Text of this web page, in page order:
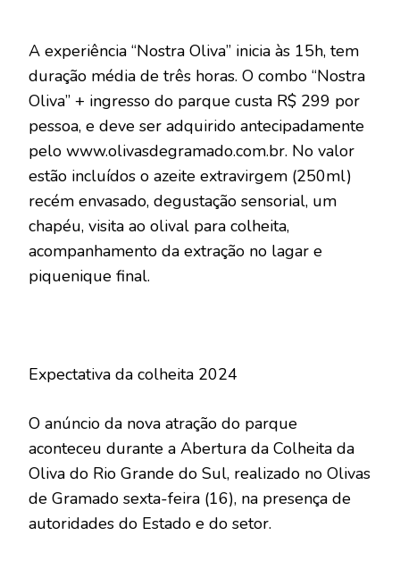
A experiência “Nostra Oliva” inicia às 15h, tem
duração média de três horas. O combo “Nostra
Oliva” + ingresso do parque custa R$ 299 por
pessoa, e deve ser adquirido antecipadamente
pelo www.olivasdegramado.com.br. No valor
estão incluídos o azeite extravirgem (250ml)
recém envasado, degustação sensorial, um
chapéu, visita ao olival para colheita,
acompanhamento da extração no lagar e
piquenique final.
Expectativa da colheita 2024
O anúncio da nova atração do parque
aconteceu durante a Abertura da Colheita da
Oliva do Rio Grande do Sul, realizado no Olivas
de Gramado sexta-feira (16), na presença de
autoridades do Estado e do setor.